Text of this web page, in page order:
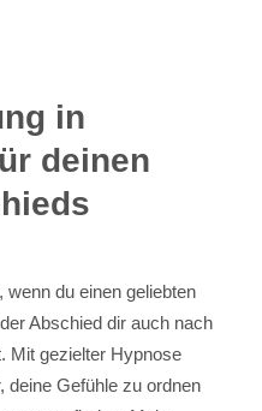
in
deinen
wenn du einen geliebten
Abschied dir auch nach
Mit gezielter Hypnose
deine Gefühle zu ordnen